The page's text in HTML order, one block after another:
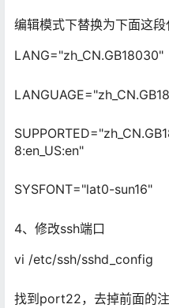
编辑模式下替换为下面这段
LANG="zh_CN.GB18030"
8:en_US:en"
SYSFONT="lat0-sun16"
4、修改ssh端口
vi /etc/ssh/sshd_config
找到port22，去掉前面的